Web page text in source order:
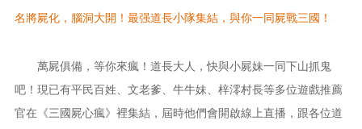
名將屍化，腦洞大開！最强道長小隊集結，與你一同屍戰三國！
萬屍俱備，等你來瘋！道長大人，快與小屍妹一同下山抓鬼
吧！現已有平民百姓、文老爹、牛牛妹、梓澪村長等多位遊戲推薦
官在《三國屍心瘋》裡集結，屆時他們會開啟線上直播，跟各位道